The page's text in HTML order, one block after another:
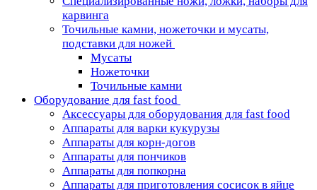
карвинга
Точильные камни, ножеточки и мусаты,
подставки для ножей
Мусаты
Ножеточки
Точильные камни
Оборудование для fast food
Аксессуары для оборудования для fast food
Аппараты для варки кукурузы
Аппараты для корн-догов
Аппараты для пончиков
Аппараты для попкорна
Аппараты для приготовления сосисок в яйце